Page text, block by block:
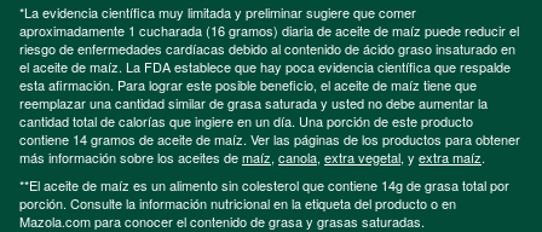
*La evidencia científica muy limitada y preliminar sugiere que comer
aproximadamente 1 cucharada (16 gramos) diaria de aceite de maíz puede reducir el
riesgo de enfermedades cardíacas debido al contenido de ácido graso insaturado en
el aceite de maíz. La FDA establece que hay poca evidencia científica que respalde
esta afirmación. Para lograr este posible beneficio, el aceite de maíz tiene que
reemplazar una cantidad similar de grasa saturada y usted no debe aumentar la
cantidad total de calorías que ingiere en un día. Una porción de este producto
contiene 14 gramos de aceite de maíz. Ver las páginas de los productos para obtener
más información sobre los aceites demaíz, canola, extra vegetal, y extra maíz.
**El aceite de maíz es un alimento sin colesterol que contiene 14g de grasa total por
porción. Consulte la información nutricional en la etiqueta del producto o en
Mazola.com para conocer el contenido de grasa y grasas saturadas.